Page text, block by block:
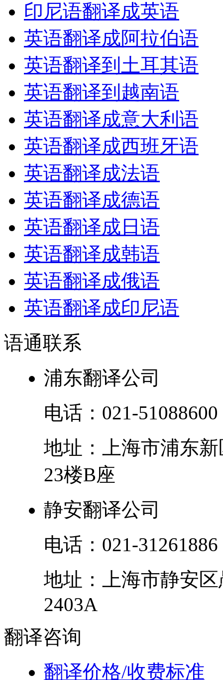
印尼语翻译成英语
英语翻译成阿拉伯语
英语翻译到土耳其语
英语翻译到越南语
英语翻译成意大利语
英语翻译成西班牙语
英语翻译成法语
英语翻译成德语
英语翻译成日语
英语翻译成韩语
英语翻译成俄语
英语翻译成印尼语
语通联系
浦东翻译公司
电话： 021-51088600
地址：
上海市浦东新
23楼B座
静安翻译公司
电话： 021-31261886
地址：
上海市静安区
2403A
翻译咨询
翻译价格/收费标准